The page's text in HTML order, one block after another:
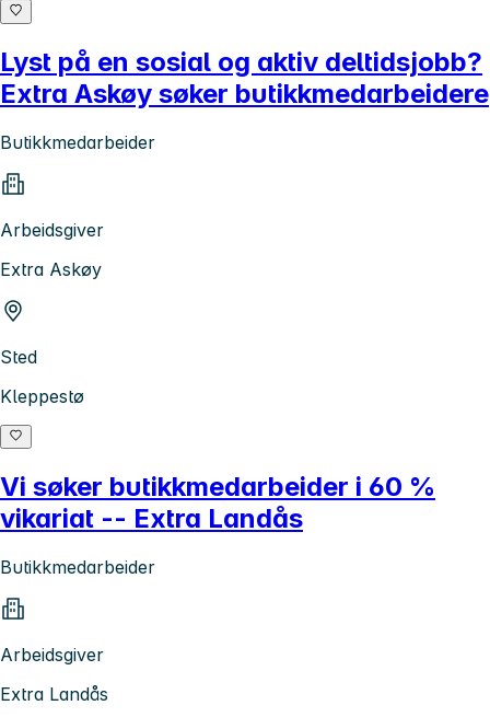
Lyst på en sosial og aktiv deltidsjobb?
Extra Askøy søker butikkmedarbeidere
Butikkmedarbeider
Arbeidsgiver
Extra Askøy
Sted
Kleppestø
Vi søker butikkmedarbeider i 60 %
vikariat -- Extra Landås
Butikkmedarbeider
Arbeidsgiver
Extra Landås